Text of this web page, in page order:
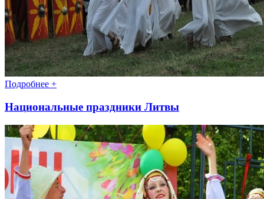
Подробнее +
Национальные праздники Литвы